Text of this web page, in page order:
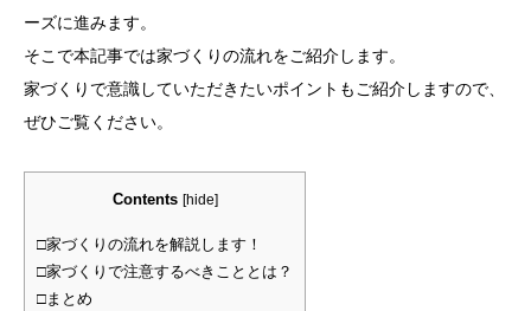
ーズに進みます。
そこで本記事では家づくりの流れをご紹介します。
家づくりで意識していただきたいポイントもご紹介しますので、
ぜひご覧ください。
Contents [hide]
□家づくりの流れを解説します！
□家づくりで注意するべきこととは？
□まとめ